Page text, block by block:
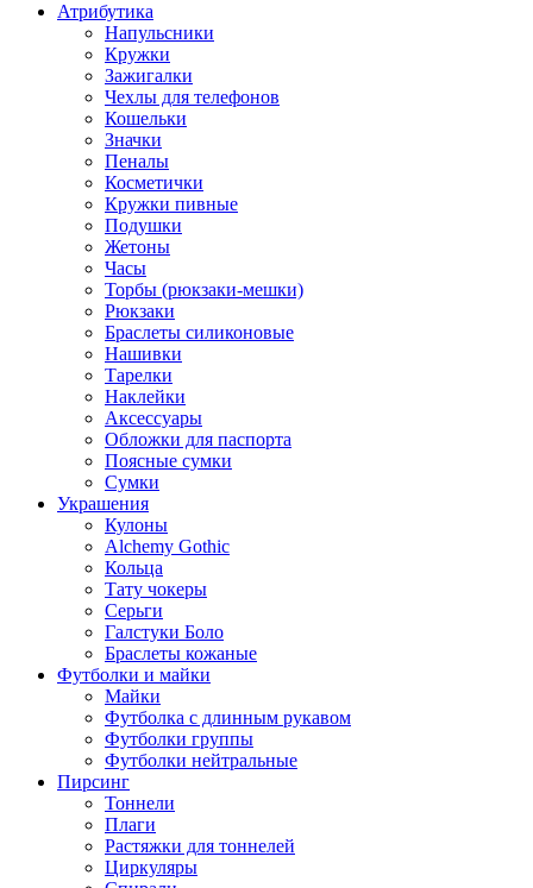
Атрибутика
Напульсники
Кружки
Зажигалки
Чехлы для телефонов
Кошельки
Значки
Пеналы
Косметички
Кружки пивные
Подушки
Жетоны
Часы
Торбы (рюкзаки-мешки)
Рюкзаки
Браслеты силиконовые
Нашивки
Тарелки
Наклейки
Аксессуары
Обложки для паспорта
Поясные сумки
Сумки
Украшения
Кулоны
Alchemy Gothic
Кольца
Тату чокеры
Серьги
Галстуки Боло
Браслеты кожаные
Футболки и майки
Майки
Футболка с длинным рукавом
Футболки группы
Футболки нейтральные
Пирсинг
Тоннели
Плаги
Растяжки для тоннелей
Циркуляры